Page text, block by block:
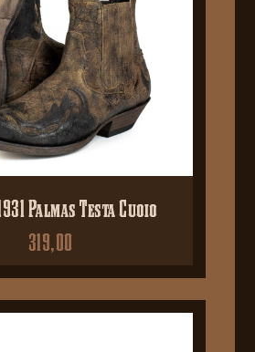
Palmas Testa Cuoio
319,00